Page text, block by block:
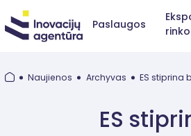
Paslaugos
Naujienos Archyvas ES stiprina
ES